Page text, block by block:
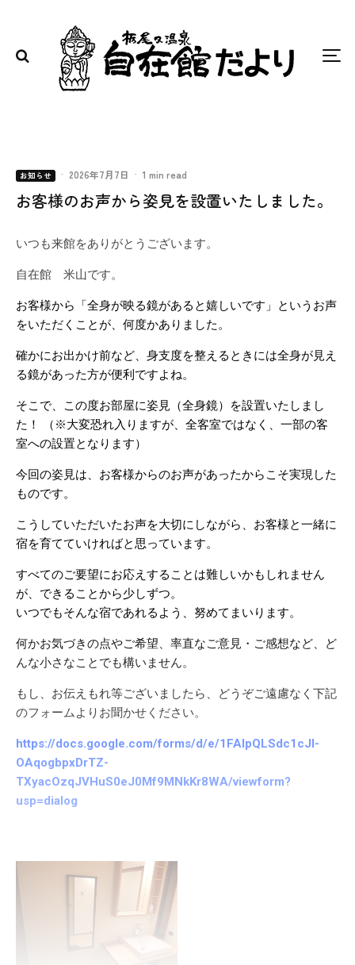
お知らせ · 2026年7月7日 · 1 min read
お客様のお声から姿見を設置いたしました。
いつも来館をありがとうございます。
自在館 米山です。
お客様から「全身が映る鏡があると嬉しいです」
というお声
をいただくことが、何度かありました。
確かにお出かけ前など、 身支度を整えるときには全身が見え
る鏡があった方が便利ですよね。
そこで、この度お部屋に姿見（全身鏡）を設置いたしまし
た！ （※大変恐れ入りますが、全客室ではなく、 一部の客
室への設置となります）
今回の姿見は、 お客様からのお声があったからこそ実現した
ものです。
こうしていただいたお声を大切にしながら、 お客様と一緒に
宿を育てていければと思っています。
すべてのご要望にお応えすることは難しいかもしれません
が、 できることから少しずつ。
いつでもそんな宿であれるよう、努めてまいります。
何かお気づきの点やご希望、率直なご意見・ご感想など、
ど
んな小さなことでも構いません。
もし、お伝えもれ等ございましたら、
どうぞご遠慮なく下記
のフォームよりお聞かせください。
https://docs.google.com/forms/d/e/1FAIpQLSdc1cJl-
OAqogbpxDrTZ-
TXyacOzqJVHuS0eJ0Mf9MNkKr8WA/viewform?
usp=dialog